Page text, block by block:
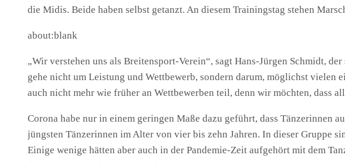
die Midis. Beide haben selbst getanzt. An diesem Trainingstag stehen
about:blank
„Wir verstehen uns als Breitensport-Verein“, sagt Hans-Jürgen Schmidt,
gehe nicht um Leistung und Wettbewerb, sondern darum, möglichst vielen
auch nicht mehr wie früher an Wettbewerben teil, denn wir möchten, dass
Corona habe nur in einem geringen Maße dazu geführt, dass Tänzerinnen
jüngsten Tänzerinnen im Alter von vier bis zehn Jahren. In dieser Gruppe
Einige wenige hätten aber auch in der Pandemie-Zeit aufgehört mit dem